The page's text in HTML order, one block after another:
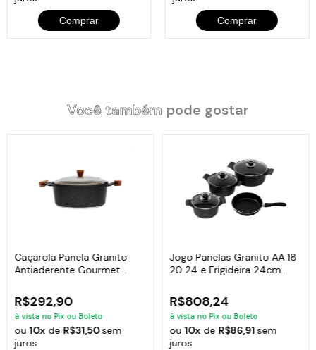
Comprar Comprar
Você também pode gostar
Caçarola Panela Granito
Antiaderente Gourmet
R$292,90
à vista no Pix ou Boleto
ou10x de R$31,50sem
juros
Jogo Panelas Granito AA 18
20 24 e Frigideira 24cm
R$808,24
à vista no Pix ou Boleto
ou10x de R$86,91sem
juros